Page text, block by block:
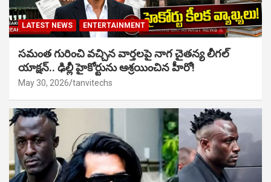
LATEST NEWS ENTERTAINMENT
సమంత గురించి వచ్చిన వార్తలపై నాగ చైతన్య లీగల్
యాక్షన్.. ఢిల్లీ హైకోర్టును ఆశ్రయించిన హీరో!
May 30, 2026 tanvitechs